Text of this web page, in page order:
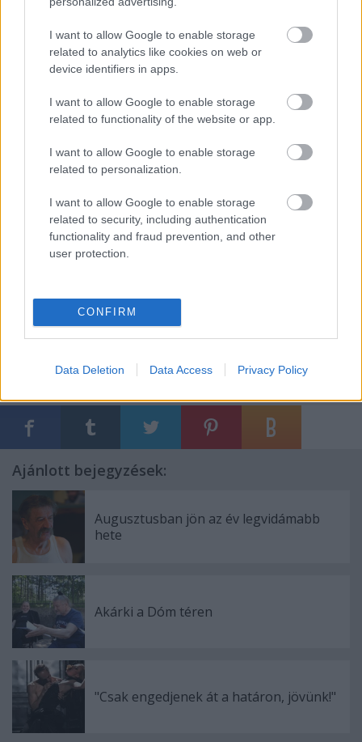
I want to allow Google to enable storage
related to analytics like cookies on web or
device identifiers in apps.
I want to allow Google to enable storage
related to functionality of the website or app.
I want to allow Google to enable storage
related to personalization.
I want to allow Google to enable storage
related to security, including authentication
functionality and fraud prevention, and other
user protection.
CONFIRM
Data Deletion Data Access Privacy Policy
értelme. A cél hogyan lehet megmutatni, hogy ez
nem a közönségesség kategóriája, hanem helye,
rangja van az életünkben, és hogy lehet ezeket a
szavakat szépen, szellemesen használni is.
Pornográfia nincs az előadásban. Ebben az
előadásban csak erotika van, nem a
megbotránkoztatás szándékával született.
Reményeink szerint az előadás az elfogadott jó ízlés
határain belül van - dacára annak, hogy kívül van
Erről meggyőződhetnek2014. május 21-én
19.30 -kor a Moha Café Kortárs Galériáján
Rendező:Janik László. Jegyár : 800 Ft.
Ajánlott bejegyzések:
Augusztusban jön az év legvidámabb
hete
Akárki a Dóm téren
"Csak engedjenek át a határon, jövünk!"